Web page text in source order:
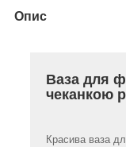
Опис
Ваза для
чеканкою
Красива ваза